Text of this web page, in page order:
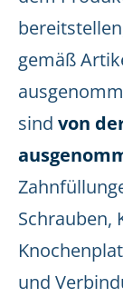
gemäß
sind von
Schrauben,
und